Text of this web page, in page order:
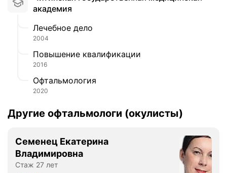
академия
Лечебное дело
2004
Повышение квалификации
2016
Офтальмология
2020
Другие офтальмологи (окулисты)
Семенец Екатерина
Владимировна
Стаж 27 лет